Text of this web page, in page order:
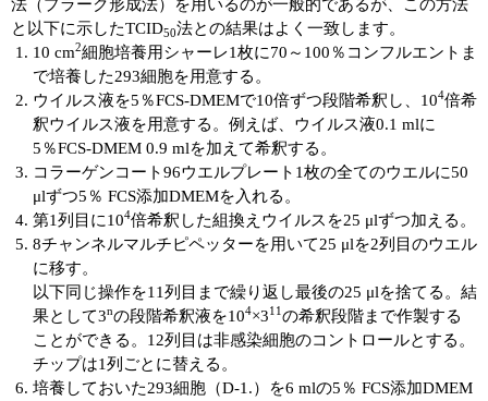
法（プラーク形成法）を用いるのが一般的であるが、この方法
と以下に示したTCID50法との結果はよく一致します。
10 cm2細胞培養用シャーレ1枚に70～100％コンフルエントま
で培養した293細胞を用意する。
ウイルス液を5％FCS-DMEMで10倍ずつ段階希釈し、104倍希
釈ウイルス液を用意する。例えば、ウイルス液0.1 mlに
5％FCS-DMEM 0.9 mlを加えて希釈する。
コラーゲンコート96ウエルプレート1枚の全てのウエルに50
μlずつ5％ FCS添加DMEMを入れる。
第1列目に104倍希釈した組換えウイルスを25 μlずつ加える。
8チャンネルマルチピペッターを用いて25 μlを2列目のウエル
に移す。
以下同じ操作を11列目まで繰り返し最後の25 μlを捨てる。結
果として3nの段階希釈液を104×311 の希釈段階まで作製する
ことができる。12列目は非感染細胞のコントロールとする。
チップは1列ごとに替える。
培養しておいた293細胞（D-1.）を6 mlの5％ FCS添加DMEM